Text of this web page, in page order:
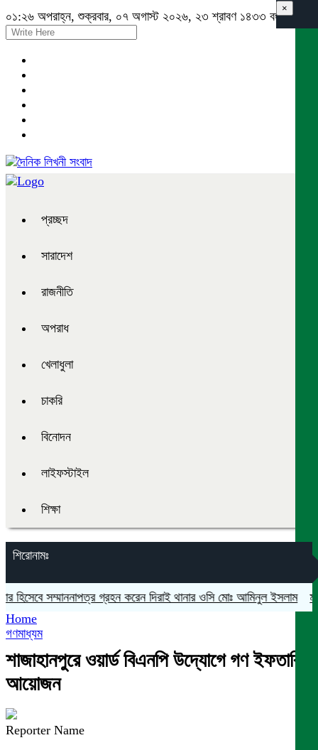
০১:২৬ অপরাহ্ন, শুক্রবার, ০৭ অগাস্ট ২০২৬, ২৩ শ্রাবণ ১৪৩৩ বঙ্গাব্দ
প্রচ্ছদ
সারাদেশ
রাজনীতি
অপরাধ
খেলাধুলা
চাকরি
বিনোদন
লাইফস্টাইল
শিক্ষা
শিরোনামঃ
সম্মাননাপত্র গ্রহন করেন দিরাই থানার ওসি মোঃ আমিনুল ইসলাম মদনে
×
Home
গণমাধ্যম
শাজাহানপুরে ওয়ার্ড বিএনপি উদ্যোগে গণ ইফতারির
আয়োজন
Reporter Name